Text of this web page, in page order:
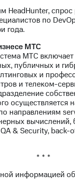
HeadHunter, спрос
по
года.
МТС
МТС
публичных и
и
и телеком-
осуществляется
направлениям
вычислений,
& Security, back-
* * *
информацией